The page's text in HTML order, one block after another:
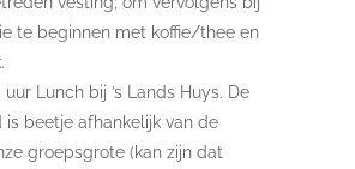
te beginnen met koffie/thee en
uur Lunch bij ’s Lands Huys. De
is beetje afhankelijk van de
groepsgrote (kan zijn dat